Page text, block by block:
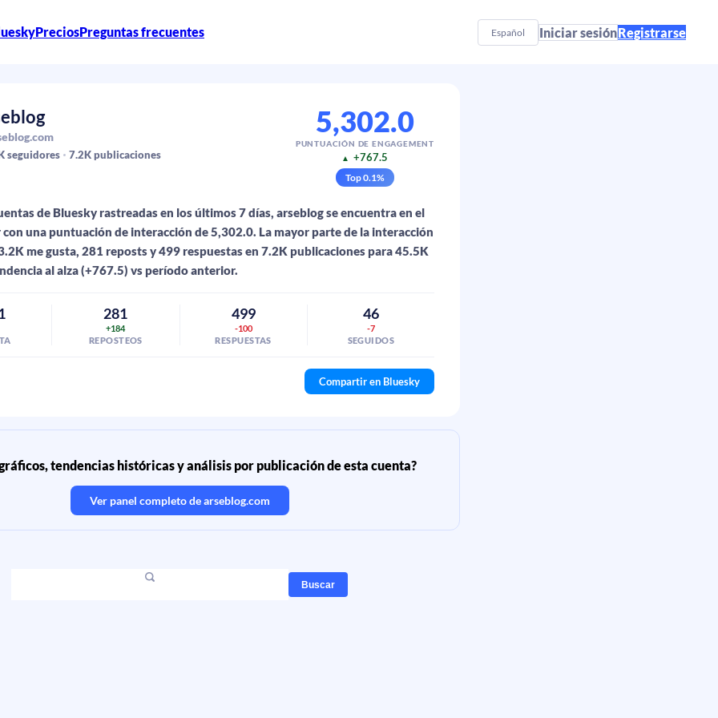
PreciosPreguntas frecuentes Español Iniciar sesiónRegistrarse
seguidores 7.2Kpublicaciones
5,302.0
PUNTUACIÓN DE ENGAGEMENT
▲ +767.5
Top0.1%
de Bluesky rastreadas en los últimos 7 días, arseblog se encuentra en el
una puntuación de interacción de 5,302.0. La mayor parte de la interacción
me gusta, 281 reposts y 499 respuestas en 7.2K publicaciones para 45.5K
al alza (+767.5) vs período anterior.
281
+184
REPOSTEOS
499
-100
RESPUESTAS
46
-7
SEGUIDOS
Compartir en Bluesky
tendencias históricas y análisis por publicación de esta cuenta?
Ver panel completo dearseblog.com
Buscar